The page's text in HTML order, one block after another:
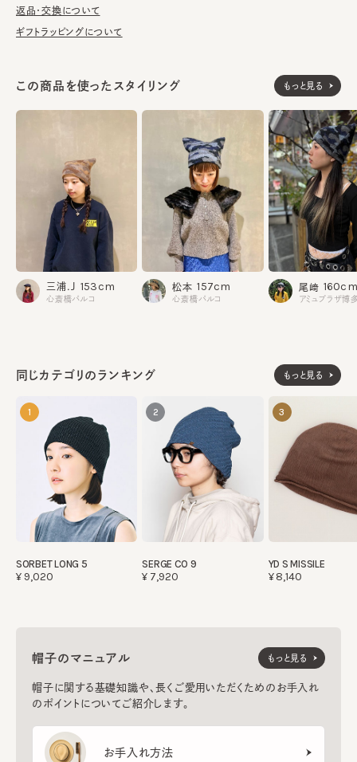
素材 ウール44% ナイロン37% モヘヤ19%
返品・交換について
ギフトラッピングについて
同じカテゴリのランキング もっと見る
1
SORBET LONG 5
¥9,020
2
SERGE CO 9
¥7,920
3
YD S MISSILE
¥8,140
帽子のマニュアル
帽子に関する基礎知識や、長くご愛用いただくためのお手入れ
のポイントについてご紹介します。
お手入れ方法
もっと見る
この商品を使ったスタイリング もっと見る
三浦.J 153cm
心斎橋パルコ
松本 157cm
心斎橋パルコ
尾﨑 160cm
アミュプラザ博